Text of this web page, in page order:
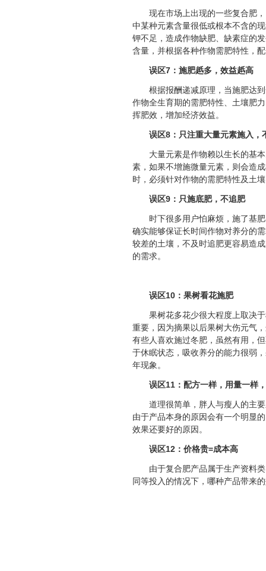
现在市场上出现的一些复合肥
中某种元素含量很低或根本不含的
钾不足，造成作物缺肥、缺素症的
含量，并根据各种作物需肥特性，
误区7：施肥赿多，效益赿高
根据报酬递减原理，当施肥达
作物全生育期的需肥特性、土壤肥
挥肥效，增加经济效益。
误区8：只注重大量元素施入，
大量元素是作物赖以生长的基
素，如果不增施微量元素，则会造
时，必须针对作物的需肥特性及土
误区9：只施底肥，不追肥
时下很多用户怕麻烦，施了基
确实能够保证长时间作物对养分的
较差的土壤，不及时追肥更容易造
的需求。
误区10：果树看花施肥
果树花多花少很大程度上取决
重要，因为摘果以后果树大伤元气
有些人喜欢施过冬肥，虽然有用，
于休眠状态，吸收养分的能力很弱
年现象。
误区11：配方一样，用量一样
道理很简单，胖人与瘦人的主
由于产品本身的原因会有一个明显
效果还要好的原因。
误区12：价格贵=成本高
由于复合肥产品属于生产资料
同等投入的情况下，哪种产品带来